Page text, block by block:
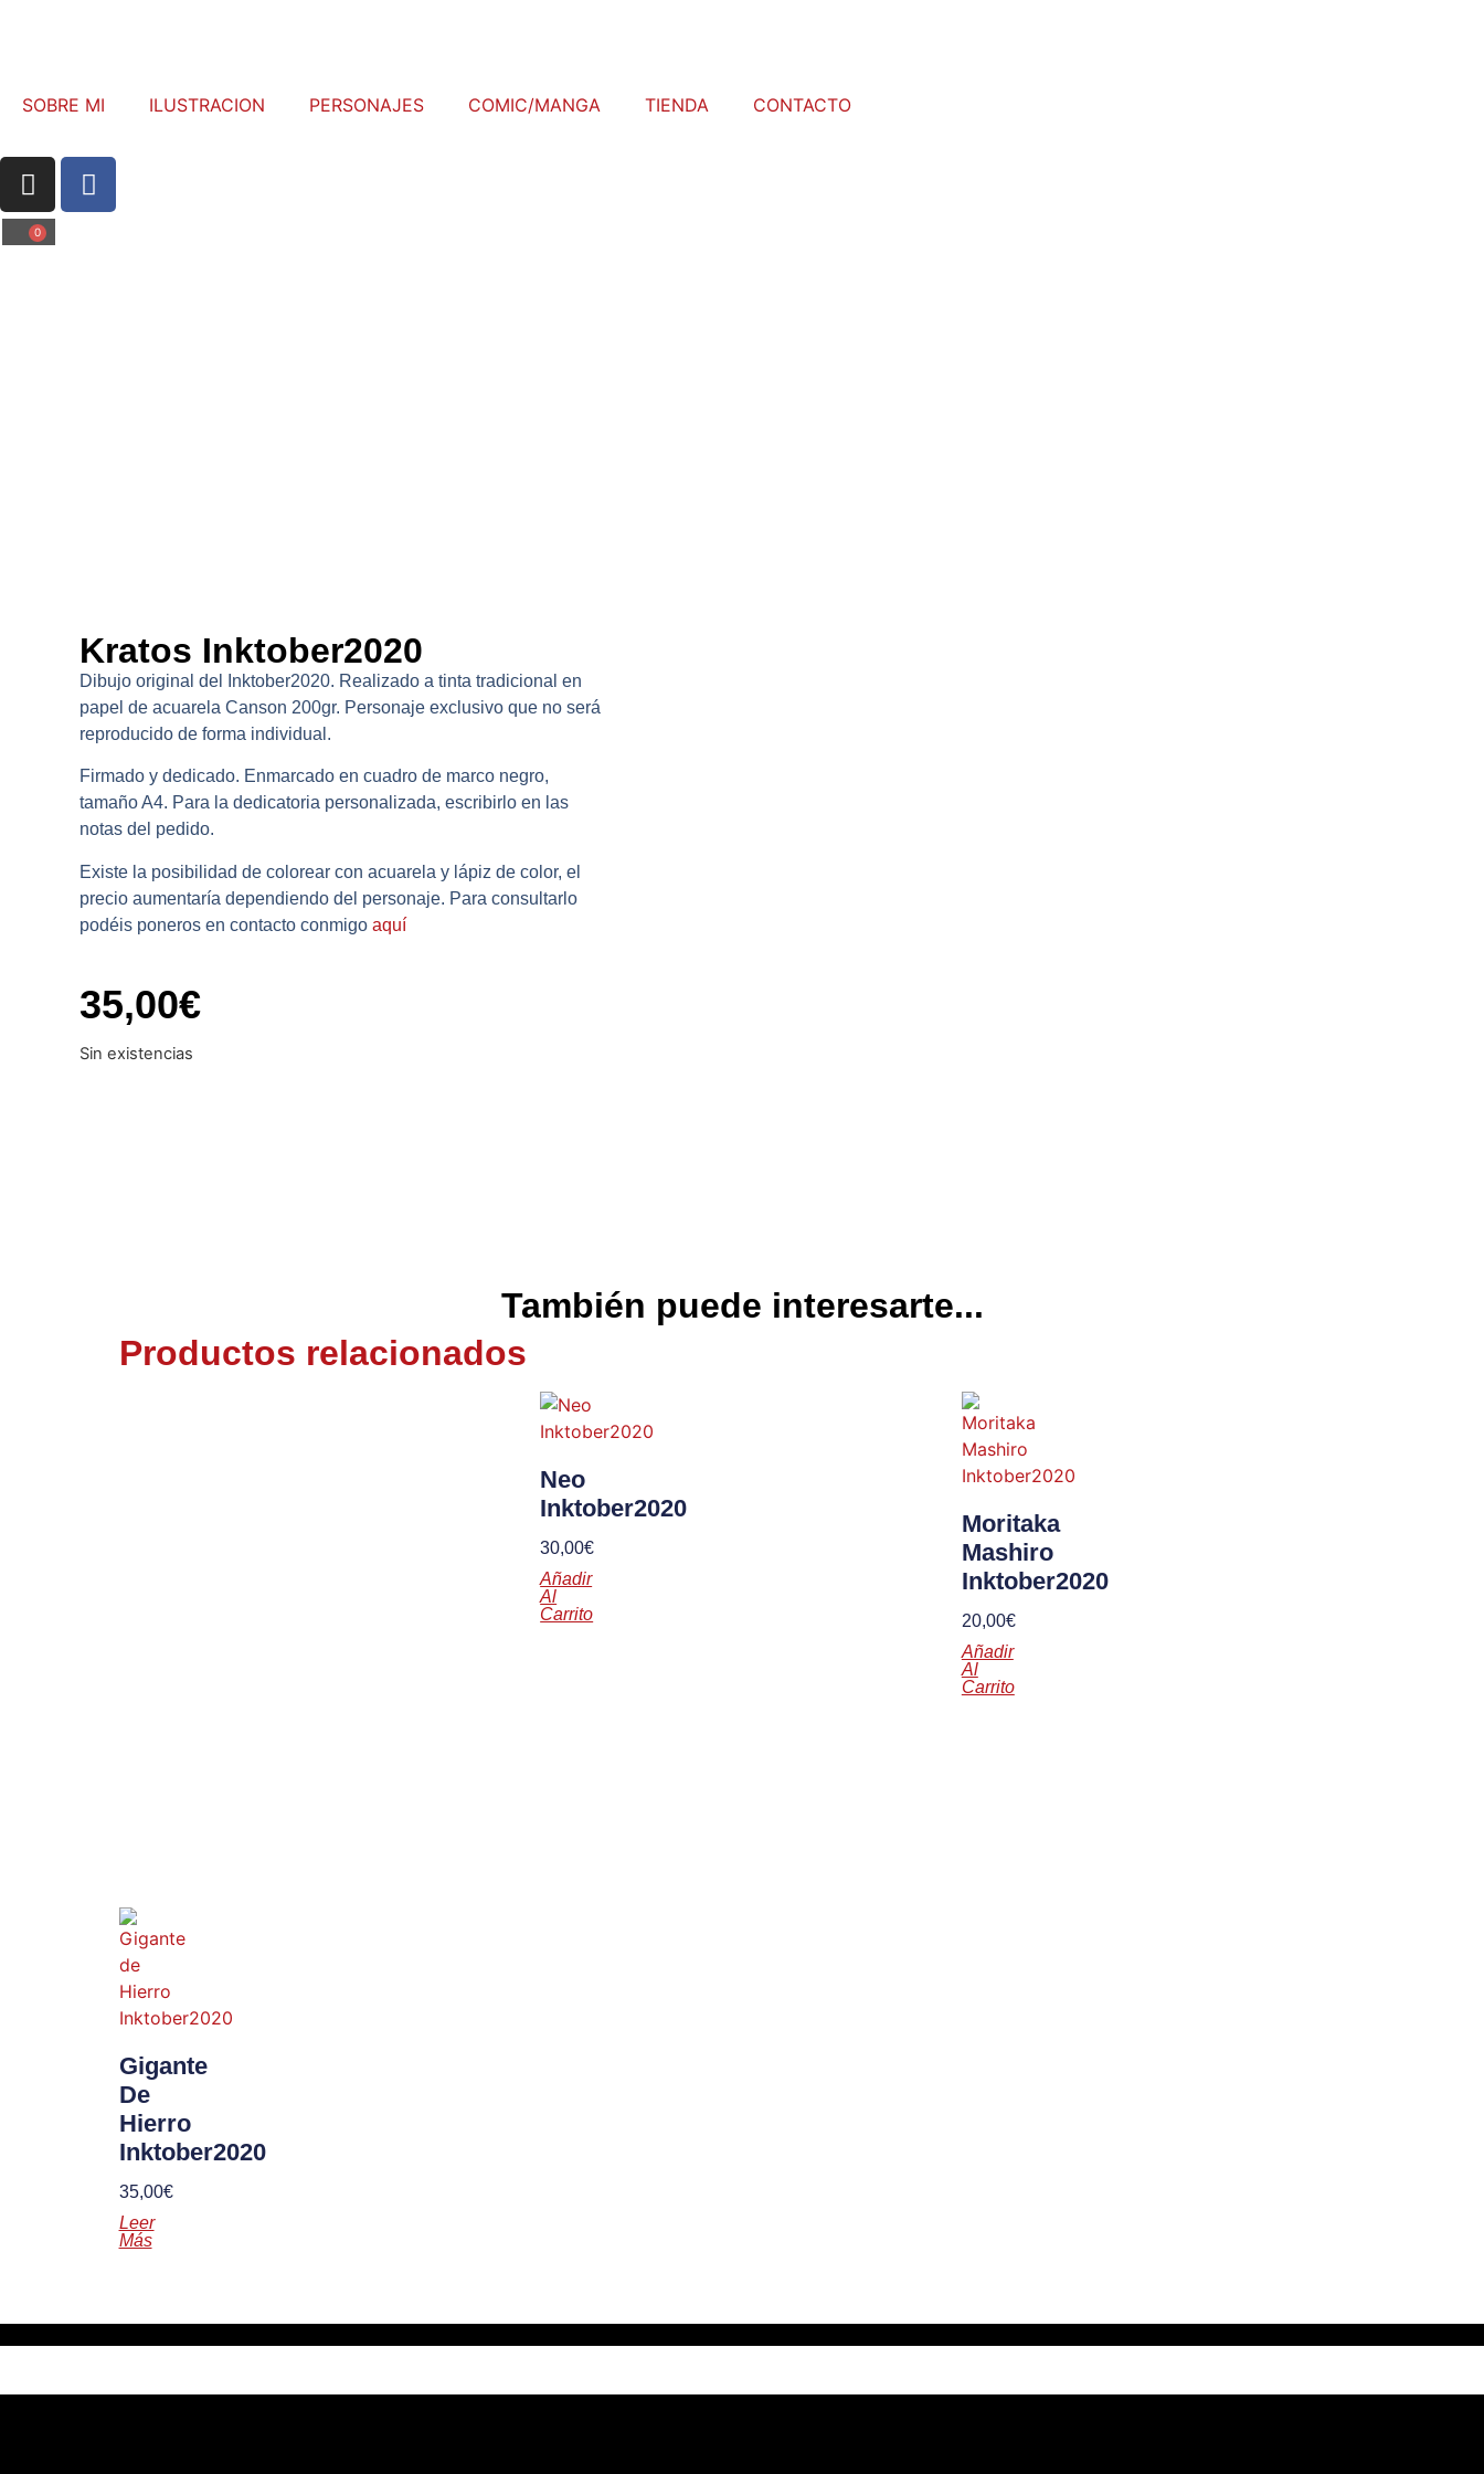
SOBRE MI ILUSTRACION PERSONAJES COMIC/MANGA TIENDA CONTACTO
0
Kratos Inktober2020
Dibujo original del Inktober2020. Realizado a tinta tradicional en
papel de acuarela Canson 200gr. Personaje exclusivo que no será
reproducido de forma individual.
Firmado y dedicado. Enmarcado en cuadro de marco negro,
tamaño A4. Para la dedicatoria personalizada, escribirlo en las
notas del pedido.
Existe la posibilidad de colorear con acuarela y lápiz de color, el
precio aumentaría dependiendo del personaje. Para consultarlo
podéis poneros en contacto conmigo aquí
35,00€
Sin existencias
También puede interesarte...
Productos relacionados
Neo
Inktober2020
30,00€
Añadir
Al
Carrito
Moritaka
Mashiro
Inktober2020
20,00€
Añadir
Al
Carrito
Gigante
De
Hierro
Inktober2020
35,00€
Leer
Más